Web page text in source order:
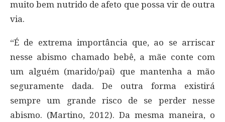
muito bem nutrido de afeto que possa vir de outra
via.
“É de extrema importância que, ao se arriscar
nesse abismo chamado bebê, a mãe conte com
um alguém (marido/pai) que mantenha a mão
seguramente dada. De outra forma existirá
sempre um grande risco de se perder nesse
abismo. (Martino, 2012). Da mesma maneira, o